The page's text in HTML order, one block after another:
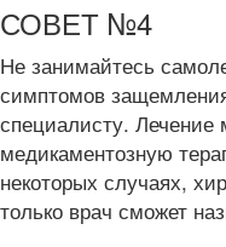
СОВЕТ №4
Не занимайтесь
симптомов
специалисту. Лечение
медикаментозную
некоторых случаях,
только врач сможет